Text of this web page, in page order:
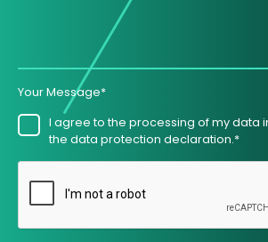
Your Message*
I agree to the processing of my data
the data protection declaration.*